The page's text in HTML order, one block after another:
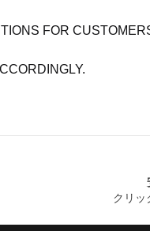
FOR
クリッ